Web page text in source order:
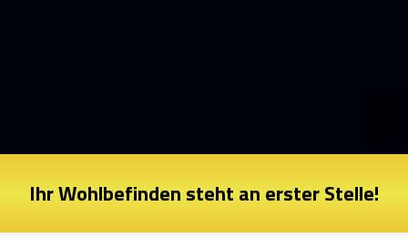
Ihr Wohlbefinden steht an erster Stelle!